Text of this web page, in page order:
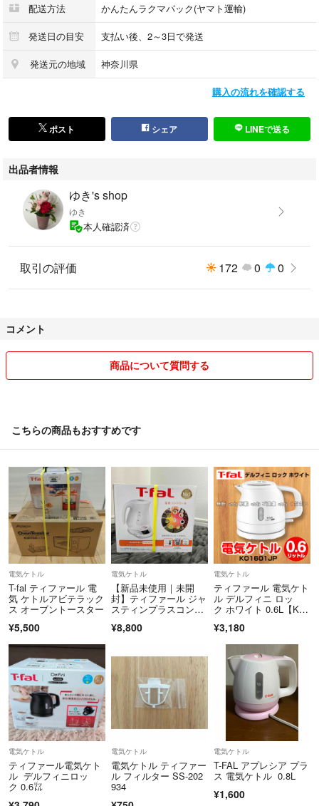
配送方法 かんたんラクマパック(ヤマト運輸)
発送日の目安 支払い後、2～3日で発送
発送元の地域 神奈川県
購入の流れを確認する
ポスト シェア LINEで送る
出品者情報
ゆき's shop
ゆき
本人確認済
取引の評価 172 0 0
コメント
商品について質問する
こちらの商品もおすすめです
電気ケトル
T-fal ティファール 電
気 ケトルアビテラック
ス オーブントースター
¥5,500
電気ケトル
【新品未使用｜未開
封】ティファール ジャ
スティンプラスコント
¥8,800
電気ケトル
ティファール 電気ケト
ル デルフィニ ロッ
ク ホワイト 0.6L【KO
¥3,180
電気ケトル
ティファール電気ケト
ル デルフィニロッ
ク 0.6㍑
電気ケトル
電気ケトル ティファー
ル フィルター SS-202
934
電気ケトル
T-FAL アプレシア プラ
ス 電気ケトル 0.8L
¥1,600